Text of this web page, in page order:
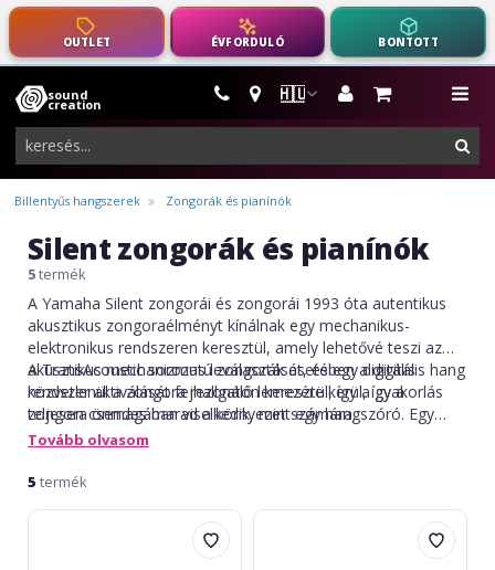
OUTLET ÉVFORDULÓ BONTOTT
🇭🇺
sound
creation
hangszerek,
pro-
audio
felszerelés
Billentyűs hangszerek Zongorák és pianínók
Silent zongorák és pianínók
5termék
A Yamaha Silent zongorái és zongorái 1993 óta autentikus
akusztikus zongoraélményt kínálnak egy mechanikus-
elektronikus rendszeren keresztül, amely lehetővé teszi az
akusztikus mechanizmus leválasztását, és egy digitális
rendszer aktiválását fejhallgatón keresztül, így a gyakorlás
teljesen csendes marad a környezet számára.
A TransAcoustic sorozatú zongorák esetében a digitális hang
közvetlenül a zongora rezonáló lemezére kerül, így a
zongora önmagában viselkedik, mint egy hangszóró. Egy
TransAcoustic zongorán a kibocsátott hang közvetlenül a
Tovább olvasom
5 termék
Yamaha
Yamaha